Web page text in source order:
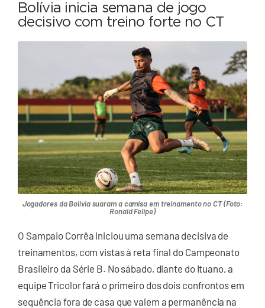
Bolívia inicia semana de jogo
decisivo com treino forte no CT
Jogadores da Bolívia suaram a camisa em treinamento no CT (Foto:
Ronald Felipe)
O Sampaio Corrêa iniciou uma semana decisiva de
treinamentos, com vistas à reta final do Campeonato
Brasileiro da Série B. No sábado, diante do Ituano, a
equipe Tricolor fará o primeiro dos dois confrontos em
sequência fora de casa que valem a permanência na